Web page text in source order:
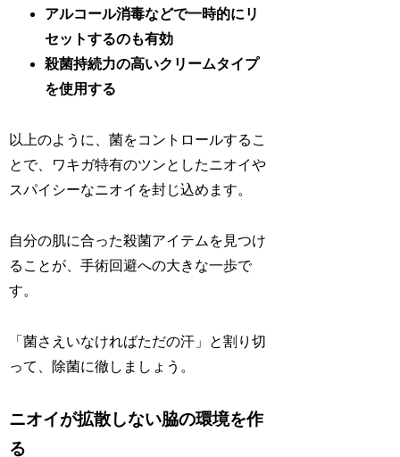
アルコール消毒などで一時的にリ
セットするのも有効
殺菌持続力の高いクリームタイプ
を使用する
以上のように、菌をコントロールするこ
とで、ワキガ特有のツンとしたニオイや
スパイシーなニオイを封じ込めます。
自分の肌に合った殺菌アイテムを見つけ
ることが、手術回避への大きな一歩で
す。
「菌さえいなければただの汗」と割り切
って、除菌に徹しましょう。
ニオイが拡散しない脇の環境を作
る